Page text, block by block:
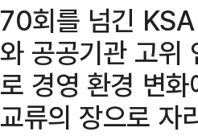
70회를 넘긴
와 공공기관 고위
로 경영 환경 변
교류의 장으로 자